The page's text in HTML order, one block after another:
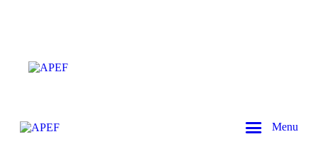
Menu